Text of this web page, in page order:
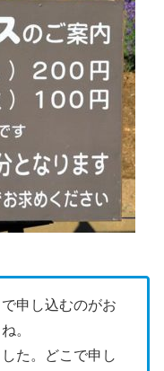
申し込むのがお
。
た。どこで申し